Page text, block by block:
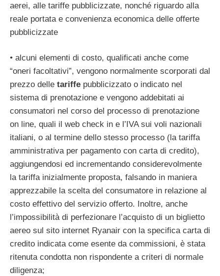
aerei, alle tariffe pubblicizzate, nonché riguardo alla
reale portata e convenienza economica delle offerte
pubblicizzate
• alcuni elementi di costo, qualificati anche come
“oneri facoltativi”, vengono normalmente scorporati dal
prezzo delle tariffe pubblicizzato o indicato nel
sistema di prenotazione e vengono addebitati ai
consumatori nel corso del processo di prenotazione
on line, quali il web check in e l’IVA sui voli nazionali
italiani, o al termine dello stesso processo (la tariffa
amministrativa per pagamento con carta di credito),
aggiungendosi ed incrementando considerevolmente
la tariffa inizialmente proposta, falsando in maniera
apprezzabile la scelta del consumatore in relazione al
costo effettivo del servizio offerto. Inoltre, anche
l’impossibilità di perfezionare l’acquisto di un biglietto
aereo sul sito internet Ryanair con la specifica carta di
credito indicata come esente da commissioni, è stata
ritenuta condotta non rispondente a criteri di normale
diligenza;